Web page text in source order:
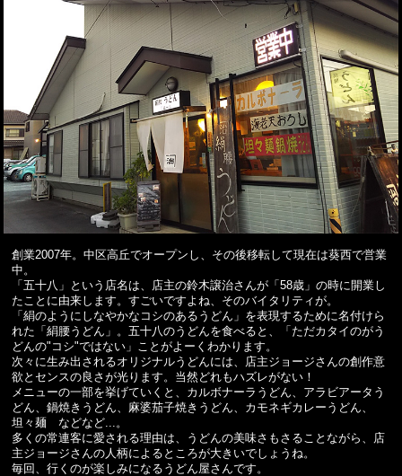
創業2007年。中区高丘でオープンし、その後移転して現在は葵西で営業
中。
「五十八」という店名は、店主の鈴木譲治さんが「58歳」の時に開業し
たことに由来します。すごいですよね、そのバイタリティが。
「絹のようにしなやかなコシのあるうどん」を表現するために名付けら
れた「絹腰うどん」。五十八のうどんを食べると、「ただカタイのがう
どんの"コシ"ではない」ことがよーくわかります。
次々に生み出されるオリジナルうどんには、店主ジョージさんの創作意
欲とセンスの良さが光ります。当然どれもハズレがない！
メニューの一部を挙げていくと、カルボナーラうどん、アラビアータう
どん、鍋焼きうどん、麻婆茄子焼きうどん、カモネギカレーうどん、
坦々麺 などなど...。
多くの常連客に愛される理由は、うどんの美味さもさることながら、店
主ジョージさんの人柄によるところが大きいでしょうね。
毎回、行くのが楽しみになるうどん屋さんです。